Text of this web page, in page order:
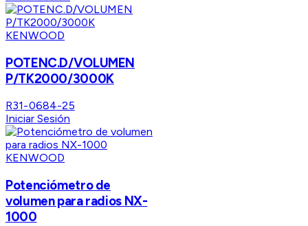
KENWOOD
POTENC.D/VOLUMEN
P/TK2000/3000K
R31-0684-25
Iniciar Sesión
KENWOOD
Potenciómetro de
volumen para radios NX-
1000